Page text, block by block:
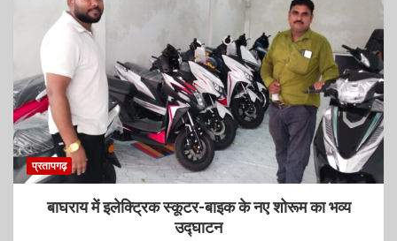
प्रतापगढ़
बाघराय में इलेक्ट्रिक स्कूटर-बाइक के नए शोरूम का भव्य
उद्घाटन